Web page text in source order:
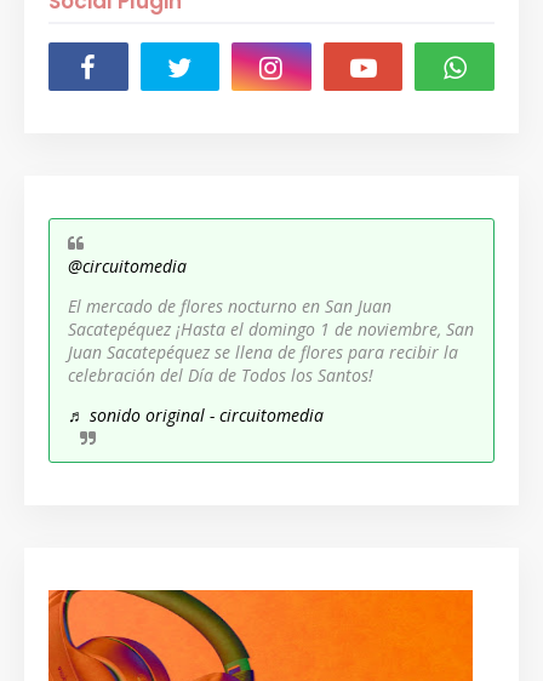
@circuitomedia
El mercado de flores nocturno en San Juan
Sacatepéquez ¡Hasta el domingo 1 de noviembre, San
Juan Sacatepéquez se llena de flores para recibir la
celebración del Día de Todos los Santos!
♬ sonido original - circuitomedia